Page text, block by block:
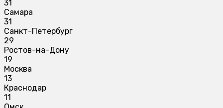
31
Самара
31
Санкт-Петербург
29
Ростов-на-Дону
19
Москва
13
Краснодар
11